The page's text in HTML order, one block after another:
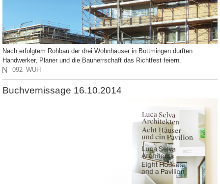
Nach erfolgtem Rohbau der drei Wohnhäuser in Bottmingen durften
Handwerker, Planer und die Bauherrschaft das Richtfest feiern.
N 092_WUH
Buchvernissage 16.10.2014